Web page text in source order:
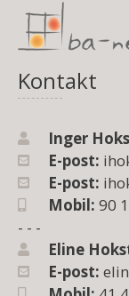
Kontakt
Inger
E-post:
E-post:
Mobil: 90
- - -
Eline
E-post: